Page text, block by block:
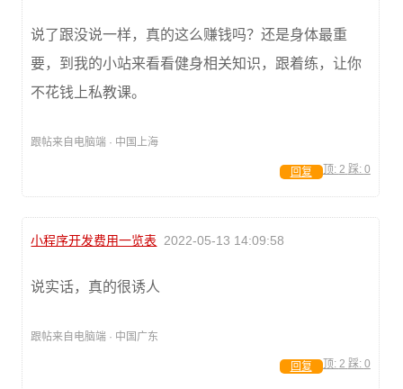
说了跟没说一样，真的这么赚钱吗？还是身体最重
要，到我的小站来看看健身相关知识，跟着练，让你
不花钱上私教课。
跟帖来自电脑端 · 中国上海
顶: 2 踩: 0
回复
小程序开发费用一览表 2022-05-13 14:09:58
说实话，真的很诱人
跟帖来自电脑端 · 中国广东
顶: 2 踩: 0
回复